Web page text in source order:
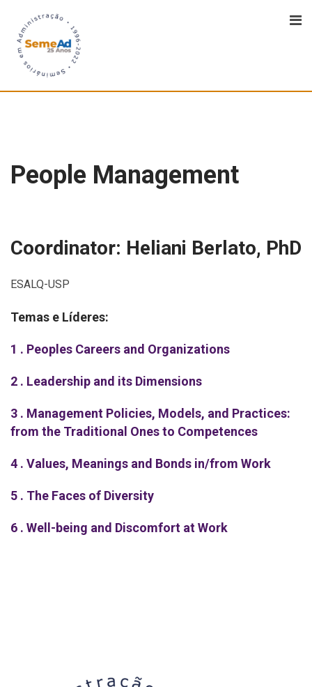
People Management
Coordinator: Heliani Berlato, PhD
ESALQ-USP
Temas e Líderes:
1 . Peoples Careers and Organizations
2 . Leadership and its Dimensions
3 . Management Policies, Models, and Practices:
from the Traditional Ones to Competences
4 . Values, Meanings and Bonds in/from Work
5 . The Faces of Diversity
6 . Well-being and Discomfort at Work